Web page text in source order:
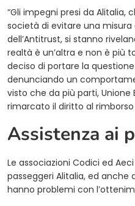
“Gli impegni presi da Alitalia,
società di evitare una
dell’Antitrust, si stanno
realtà è un’altra e non è più
deciso di portare la
denunciando un
visto che da più parti, Unione
rimarcato il diritto al rimborso
Assistenza ai
Le associazioni Codici ed
passeggeri Alitalia, ed
hanno problemi con